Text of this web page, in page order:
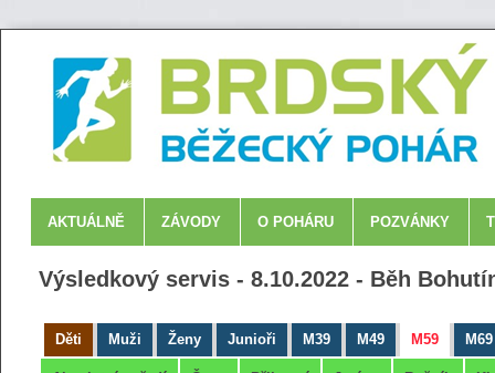
AKTUÁLNĚ ZÁVODY O POHÁRU POZVÁNKY
Výsledkový servis - 8.10.2022 - Běh
Děti Muži Ženy Junioři M39 M49 M59 M69